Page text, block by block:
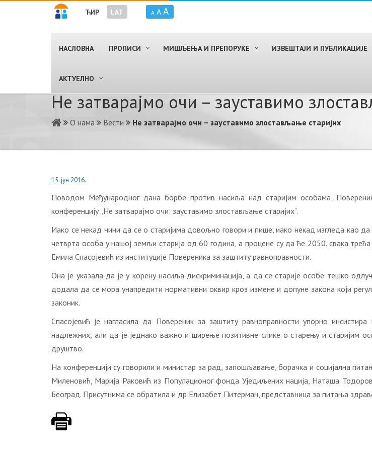
ЋИР LAT A A A
НАСЛОВНА ПРОПИСИ МИШЉЕЊА И ПРЕПОРУКЕ ИЗВЕШТАЈИ И ПУБЛИКАЦИЈЕ
AКТУЕЛНО
Не затварајмо очи – зауставимо
О нама Вести Не затварајмо очи – зауставимо злостављање старијих
15. јун 2016.
Поводом Међународног дана борбе против насиља над старијим особама,
конференцију „Не затварајмо очи: зауставимо злостављање старијих“.
Иако се некад чини да се о старијима довољно говори и пише, иако некад изгледа као
четврта особа у нашој земљи старија од 60 година, а процене су да ће 2050. свака
Емила Спасојевић из институције Повереника за заштиту равноправности.
Она је указала да је у корену насиља дискриминација, а да се старије особе тешко
додала да се мора унапредити нормативни оквир кроз измене и допуне закона који
законик.
Спасојевић је нагласила да Повереник за заштиту равноправности упорно
надлежних, али да је једнако важно и ширење позитивне слике о старењу и старијим
друштво.
На конференцији су говорили и министар за рад, запошљавање, борачка и социјална
Миленовић, Марија Раковић из Популационог фонда Уједиљених нација, Наташа
Београд. Присутнима се обратила и др Елизабет Питерман, представница за питања